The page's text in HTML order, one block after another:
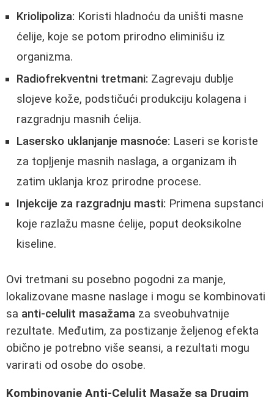
Kriolipoliza: Koristi hladnoću da uništi masne
ćelije, koje se potom prirodno eliminišu iz
organizma.
Radiofrekventni tretmani: Zagrevaju dublje
slojeve kože, podstičući produkciju kolagena i
razgradnju masnih ćelija.
Lasersko uklanjanje masnoće: Laseri se koriste
za topļjenje masnih naslaga, a organizam ih
zatim uklanja kroz prirodne procese.
Injekcije za razgradnju masti: Primena supstanci
koje razlažu masne ćelije, poput deoksikolne
kiseline.
Ovi tretmani su posebno pogodni za manje,
lokalizovane masne naslage i mogu se kombinovati
sa anti-celulit masažama za sveobuhvatnije
rezultate. Međutim, za postizanje željenog efekta
obično je potrebno više seansi, a rezultati mogu
varirati od osobe do osobe.
Kombinovanje Anti-Celulit Masaže sa Drugim